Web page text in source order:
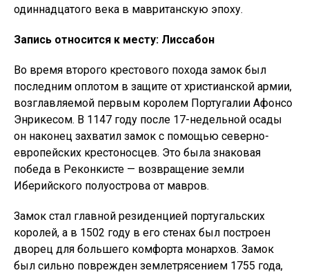
одиннадцатого века в мавританскую эпоху.
Запись относится к месту: Лиссабон
Во время второго крестового похода замок был
последним оплотом в защите от христианской армии,
возглавляемой первым королем Португалии Афонсо
Энрикесом. В 1147 году после 17-недельной осады
он наконец захватил замок с помощью северно-
европейских крестоносцев. Это была знаковая
победа в Реконкисте — возвращение земли
Иберийского полуострова от мавров.
Замок стал главной резиденцией португальских
королей, а в 1502 году в его стенах был построен
дворец для большего комфорта монархов. Замок
был сильно поврежден землетрясением 1755 года,